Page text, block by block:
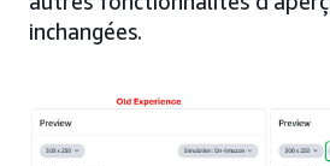
inchangées.